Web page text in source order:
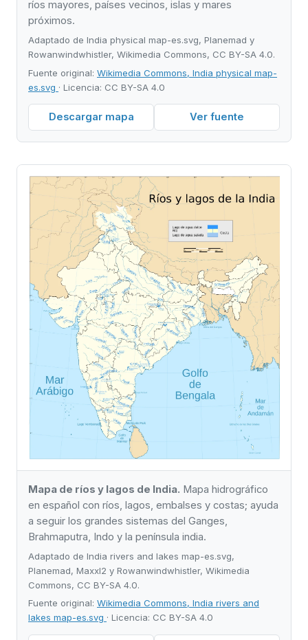
ríos mayores, países vecinos, islas y mares
próximos.
Adaptado de India physical map-es.svg, Planemad y
Rowanwindwhistler, Wikimedia Commons, CC BY-SA 4.0.
Fuente original: Wikimedia Commons, India physical map-
es.svg · Licencia: CC BY-SA 4.0
Descargar mapa Ver fuente
Mapa de ríos y lagos de India. Mapa hidrográfico
en español con ríos, lagos, embalses y costas; ayuda
a seguir los grandes sistemas del Ganges,
Brahmaputra, Indo y la península india.
Adaptado de India rivers and lakes map-es.svg,
Planemad, Maxxl2 y Rowanwindwhistler, Wikimedia
Commons, CC BY-SA 4.0.
Fuente original: Wikimedia Commons, India rivers and
lakes map-es.svg · Licencia: CC BY-SA 4.0